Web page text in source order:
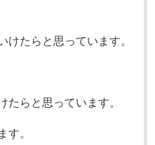
けたらと思っています。
たらと思っています。
す。